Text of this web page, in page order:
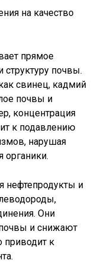
прямое
структуру почвы.
свинец, кадмий
почвы и
концентрация
к подавлению
нарушая
органики.
нефтепродукты и
Они
и снижают
приводит к